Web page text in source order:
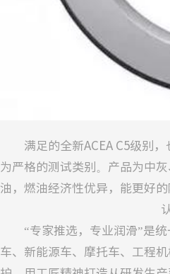
满足的全新ACEA C5级别，
为严格的测试类别。产品为中
油，燃油经济性优异，能更好的
认
“专家推选，专业润滑”是统
车、新能源车、摩托车、工程